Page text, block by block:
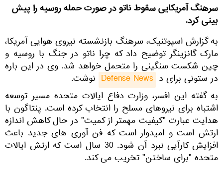
سرهنگ آمریکایی سقوط ناتو در صورت حمله روسیه را پیش
بینی کرد.
به گزارش اسپوتنیک، سرهنگ بازنشسته نیروی هوایی آمریکا،
مارک گانزینگر توضیح داد که چرا ناتو در جنگ با روسیه و
چین شکست سنگینی را متحمل خواهد شد. وی در این باره
در ستونی برای د Defense News نوشت.
به گفته این افسر، وزارت دفاع ایالات متحده مسیر توسعه
اشتباه برای نیروهای مسلح را انتخاب کرده است. پنتاگون با
هدایت عبارت "کیفیت مهمتر از کمیت" در حال کاهش اندازه
ارتش است و امیدوار است که فن آوری های جدید باعث
افزایش کارآیی نبرد آن شود. 30 سال است که ارتش ایالات
متحده "برای ساختن" تخریب می کند.